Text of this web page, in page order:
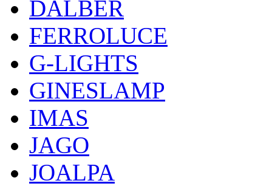
DALBER
FERROLUCE
G-LIGHTS
GINESLAMP
IMAS
JAGO
JOALPA